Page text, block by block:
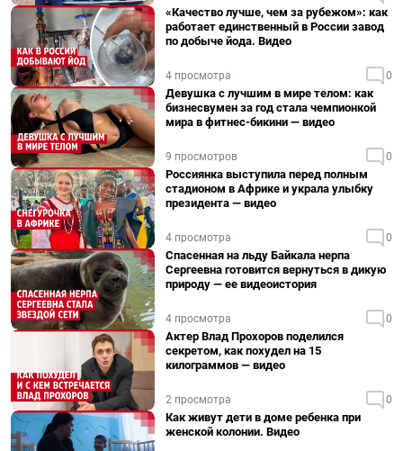
«Качество лучше, чем за рубежом»: как
работает единственный в России завод
по добыче йода. Видео
4 просмотра 0
Девушка с лучшим в мире телом: как
бизнесвумен за год стала чемпионкой
мира в фитнес-бикини — видео
9 просмотров 0
Россиянка выступила перед полным
стадионом в Африке и украла улыбку
президента — видео
4 просмотра 0
Спасенная на льду Байкала нерпа
Сергеевна готовится вернуться в дикую
природу — ее видеоистория
4 просмотра 0
Актер Влад Прохоров поделился
секретом, как похудел на 15
килограммов — видео
2 просмотра 0
Как живут дети в доме ребенка при
женской колонии. Видео